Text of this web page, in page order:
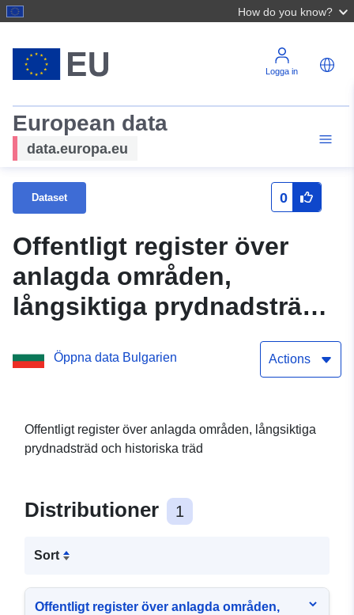
How do you know?
Logga in
European data
data.europa.eu
Dataset 0
Offentligt register över
anlagda områden,
långsiktiga prydnadsträd
Öppna data Bulgarien Actions
Offentligt register över anlagda områden, långsiktiga
prydnadsträd och historiska träd
Distributioner 1
Sort
Offentligt register över anlagda områden,